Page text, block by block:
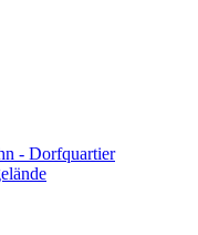
- Dorfquartier